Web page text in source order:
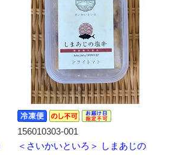
156010303-001
＜さいかいといろ＞ しまあじの